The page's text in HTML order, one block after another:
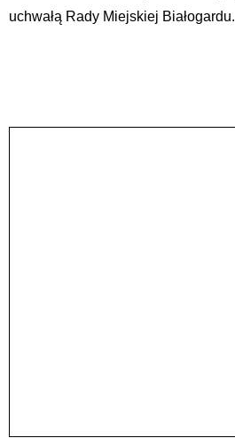
uchwałą Rady Miejskiej Białogardu.